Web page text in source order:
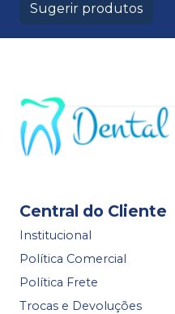
Sugerir produtos
Central do Cliente
Institucional
Política Comercial
Política Frete
Trocas e Devoluções